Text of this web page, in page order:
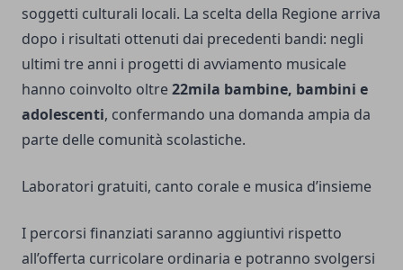
soggetti culturali locali. La scelta della Regione arriva
dopo i risultati ottenuti dai precedenti bandi: negli
ultimi tre anni i progetti di avviamento musicale
hanno coinvolto oltre22mila bambine, bambini e
adolescenti, confermando una domanda ampia da
parte delle comunità scolastiche.
Laboratori gratuiti, canto corale e musica d’insieme
I percorsi finanziati saranno aggiuntivi rispetto
all’offerta curricolare ordinaria e potranno svolgersi